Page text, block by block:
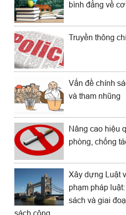
bình đẳng về
Truyền thông
Vấn đề chính
và tham nhũng
Nâng cao hiệu
phòng, chống
Xây dựng Luật
phạm pháp
sách và giai
sách công